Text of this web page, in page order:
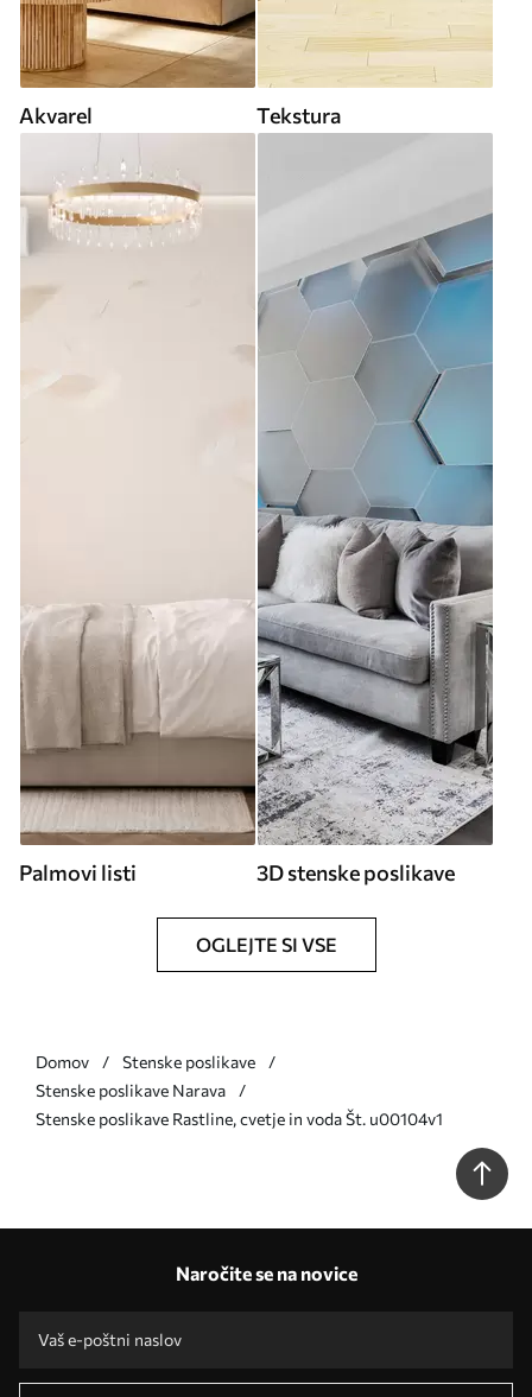
Akvarel Tekstura
Palmovi listi 3D stenske poslikave
OGLEJTE SI VSE
Domov
Stenske poslikave
Stenske poslikave Narava
Stenske poslikave Rastline, cvetje in voda Št. u00104v1
Naročite se na novice